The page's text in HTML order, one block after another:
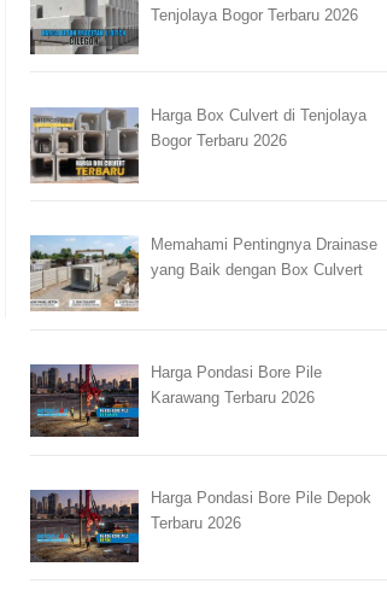
Tenjolaya Bogor Terbaru 2026
Harga Box Culvert di Tenjolaya
Bogor Terbaru 2026
Memahami Pentingnya Drainase
yang Baik dengan Box Culvert
Harga Pondasi Bore Pile
Karawang Terbaru 2026
Harga Pondasi Bore Pile Depok
Terbaru 2026